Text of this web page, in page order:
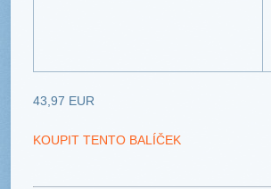
43,97 EUR
KOUPIT TENTO BALÍČEK